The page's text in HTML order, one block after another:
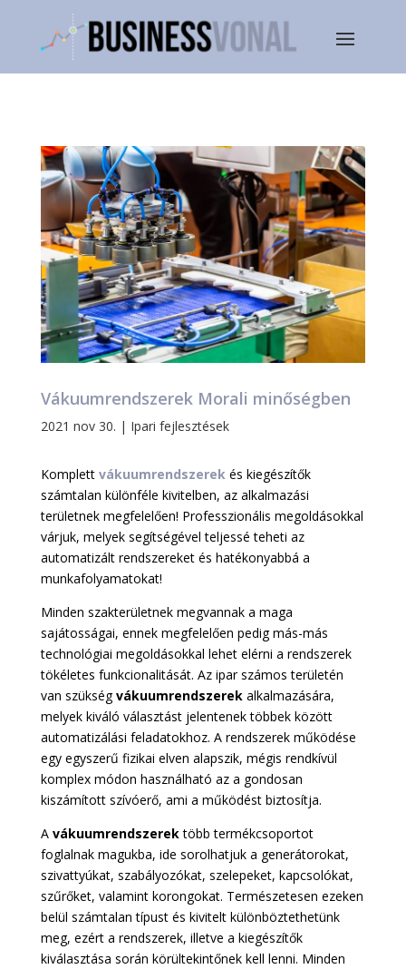
Vákuumrendszerek Morali minőségben
2021 nov 30. | Ipari fejlesztések
Komplett vákuumrendszerekés kiegészítők
számtalan különféle kivitelben, az alkalmazási
területnek megfelelően! Professzionális megoldásokkal
várjuk, melyek segítségével teljessé teheti az
automatizált rendszereket és hatékonyabbá a
munkafolyamatokat!
Minden szakterületnek megvannak a maga
sajátosságai, ennek megfelelően pedig más-más
technológiai megoldásokkal lehet elérni a rendszerek
tökéletes funkcionalitását. Az ipar számos területén
van szükségvákuumrendszerekalkalmazására,
melyek kiváló választást jelentenek többek között
automatizálási feladatokhoz. A rendszerek működése
egy egyszerű fizikai elven alapszik, mégis rendkívül
komplex módon használható az a gondosan
kiszámított szívóerő, ami a működést biztosítja.
A vákuumrendszerektöbb termékcsoportot
foglalnak magukba, ide sorolhatjuk a generátorokat,
szivattyúkat, szabályozókat, szelepeket, kapcsolókat,
szűrőket, valamint korongokat. Természetesen ezeken
belül számtalan típust és kivitelt különböztethetünk
meg, ezért a rendszerek, illetve a kiegészítők
kiválasztása során körültekintőnek kell lenni. Minden